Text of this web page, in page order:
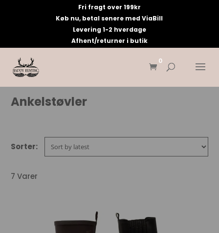
Fri fragt over 199kr
Køb nu, betal senere med ViaBill
Levering 1-2 hverdage
Afhent/returner i butik
0
Ankelstøvler
7 Varer